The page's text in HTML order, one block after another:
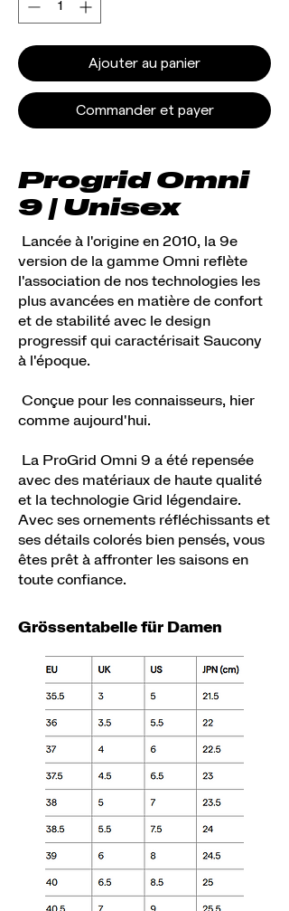
Ajouter au panier
Commander et payer
Progrid Omni
9 | Unisex
Lancée à l'origine en 2010, la 9e
version de la gamme Omni reflète
l'association de nos technologies les
plus avancées en matière de confort
et de stabilité avec le design
progressif qui caractérisait Saucony
à l'époque.
Conçue pour les connaisseurs, hier
comme aujourd'hui.
La ProGrid Omni 9 a été repensée
avec des matériaux de haute qualité
et la technologie Grid légendaire.
Avec ses ornements réfléchissants et
ses détails colorés bien pensés, vous
êtes prêt à affronter les saisons en
toute confiance.
Grössentabelle für Damen